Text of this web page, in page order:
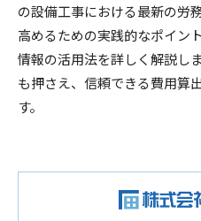
の設備工事における最新の労
高めるための実践的なポイン
情報の活用法を詳しく解説し
も押さえ、信頼できる費用算
す。